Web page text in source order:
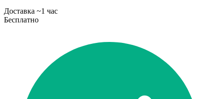
Доставка ~1 час
Бесплатно